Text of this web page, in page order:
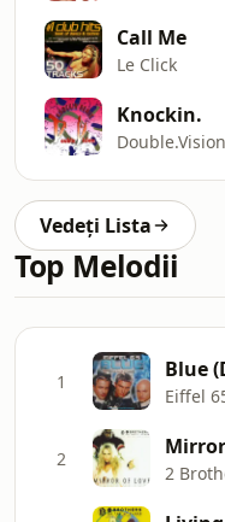
Call Me
Le Click
Knockin.
Vedeți Lista
Top Melodii
1
Eiffel
2
2